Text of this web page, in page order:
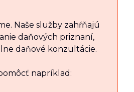
Naše služby zahŕňajú
daňových priznaní,
daňové konzultácie.
napríklad: